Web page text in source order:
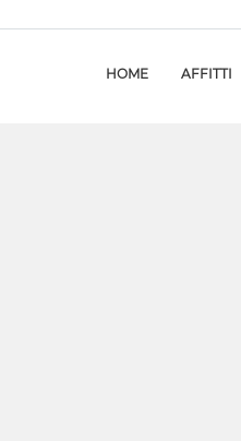
HOME AFFITTI